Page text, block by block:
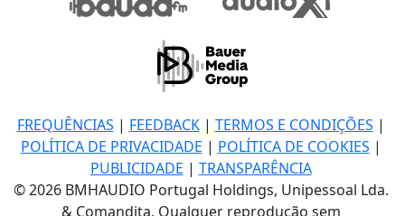
FREQUÊNCIAS | FEEDBACK| TERMOS E CONDIÇÕES |
POLÍTICA DE PRIVACIDADE | POLÍTICA DE COOKIES |
PUBLICIDADE | TRANSPARÊNCIA
© 2026 BMHAUDIO Portugal Holdings, Unipessoal Lda.
& Comandita, Qualquer reprodução sem